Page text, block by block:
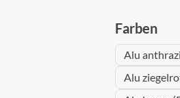
Farben
Alu
Alu